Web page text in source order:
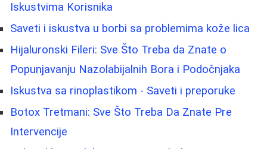
Iskustvima Korisnika
Saveti i iskustva u borbi sa problemima kože lica
Hijaluronski Fileri: Sve Što Treba da Znate o
Popunjavanju Nazolabijalnih Bora i Podočnjaka
Iskustva sa rinoplastikom - Saveti i preporuke
Botox Tretmani: Sve Što Treba Da Znate Pre
Intervencije